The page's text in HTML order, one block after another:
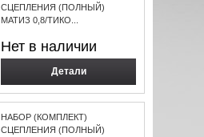
СЦЕПЛЕНИЯ (ПОЛНЫЙ)
МАТИЗ 0,8/ТИКО...
Нет в наличии
Детали
НАБОР (КОМПЛЕКТ)
СЦЕПЛЕНИЯ (ПОЛНЫЙ)